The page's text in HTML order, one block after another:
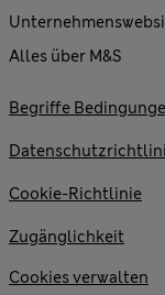
Alles über M&S
Begriffe
Cookie-Richtlinie
Zugänglichkeit
Cookies verwalten